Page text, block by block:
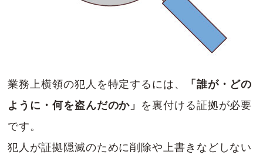
業務上横領の犯人を特定するには、
「誰が・どの
ように・何を盗んだのか」 を裏付ける証拠が必要
です。
犯人が証拠隠滅のために削除や上書きなどしない